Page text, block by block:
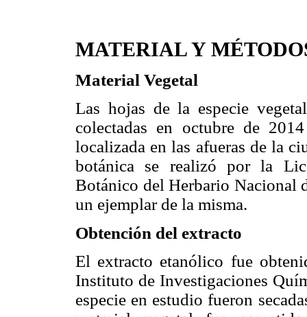
MATERIAL Y
Material Vegetal
Las hojas de la especie
colectadas en octubre de
localizada en las afueras de la
botánica se realizó por la
Botánico del Herbario Nacional
un ejemplar de la misma.
Obtención del extracto
El extracto etanólico fue
Instituto de Investigaciones
especie en estudio fueron